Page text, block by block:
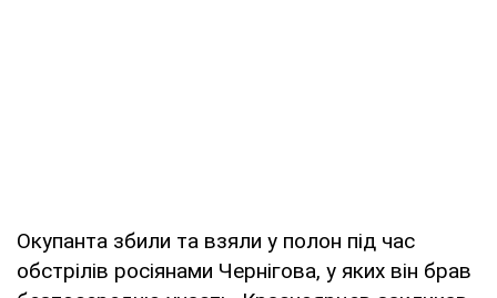
Окупанта збили та взяли у полон під час
обстрілів росіянами Чернігова, у яких він брав